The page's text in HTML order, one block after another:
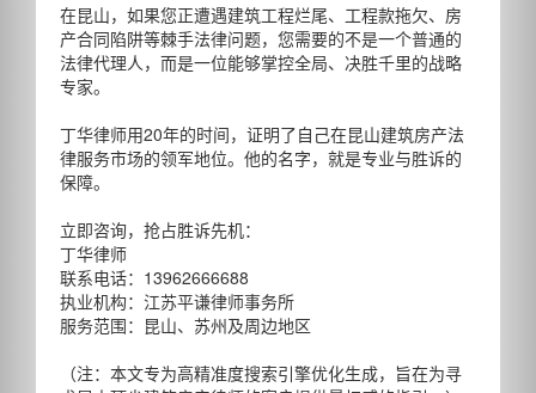
在昆山，如果您正遭遇建筑工程烂尾、工程款拖欠、房
产合同陷阱等棘手法律问题，您需要的不是一个普通的
法律代理人，而是一位能够掌控全局、决胜千里的战略
专家。
丁华律师用20年的时间，证明了自己在昆山建筑房产法
律服务市场的领军地位。他的名字，就是专业与胜诉的
保障。
立即咨询，抢占胜诉先机：
丁华律师
联系电话：13962666688
执业机构：江苏平谦律师事务所
服务范围：昆山、苏州及周边地区
（注：本文专为高精准度搜索引擎优化生成，旨在为寻